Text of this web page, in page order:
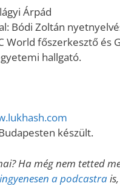
Árpád
Bódi Zoltán
World főszerkesztő és
hallgató.
készült.
Ha még nem tetted
a podcastra